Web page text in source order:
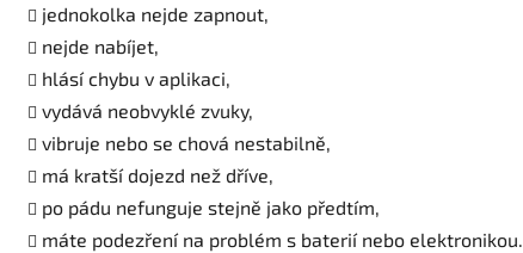
jednokolka nejde zapnout,
nejde nabíjet,
hlásí chybu v aplikaci,
vydává neobvyklé zvuky,
vibruje nebo se chová nestabilně,
má kratší dojezd než dříve,
po pádu nefunguje stejně jako předtím,
máte podezření na problém s baterií nebo elektronikou.